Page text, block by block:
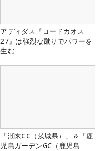
アディダス『コードカオス
27』は強烈な蹴りでパワーを
生む
「潮来CC（茨城県）」＆「鹿
児島ガーデンGC（鹿児島